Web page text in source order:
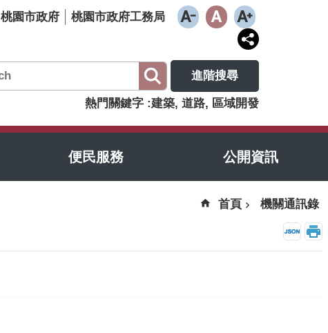
桃園市政府 桃園市政府工務局
進階搜尋
熱門關鍵字 建築 道路 區域開發
便民服務 公開資訊
首頁 機關通訊錄